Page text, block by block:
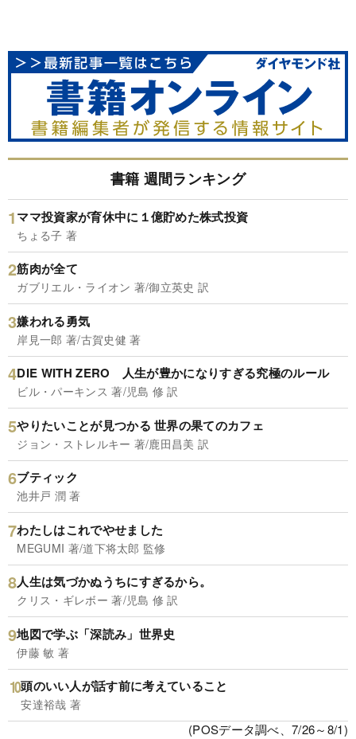
書籍 週間ランキング
ママ投資家が育休中に１億貯めた株式投資
ちょる子 著
筋肉が全て
ガブリエル・ライオン 著/御立英史 訳
嫌われる勇気
岸見一郎 著/古賀史健 著
DIE WITH ZERO 人生が豊かになりすぎる究極のルール
ビル・パーキンス 著/児島 修 訳
やりたいことが見つかる 世界の果てのカフェ
ジョン・ストレルキー 著/鹿田昌美 訳
ブティック
池井戸 潤 著
わたしはこれでやせました
MEGUMI 著/道下将太郎 監修
人生は気づかぬうちにすぎるから。
クリス・ギレボー 著/児島 修 訳
地図で学ぶ「深読み」世界史
伊藤 敏 著
頭のいい人が話す前に考えていること
安達裕哉 著
(POSデータ調べ、7/26～8/1)